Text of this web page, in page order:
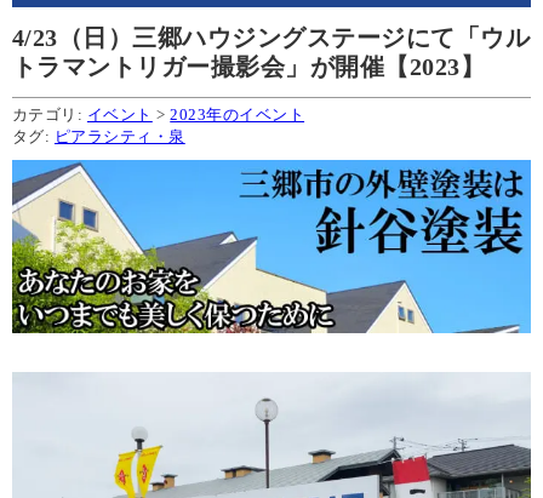
4/23（日）三郷ハウジングステージにて「ウル
トラマントリガー撮影会」が開催【2023】
カテゴリ: イベント >2023年のイベント
タグ: ピアラシティ・泉